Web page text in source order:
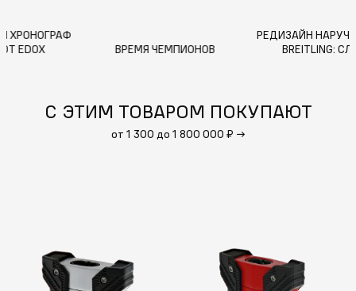
ХРОНОГРАФ
SPORTSMAN ОТ EDOX
ВРЕМЯ ЧЕМПИОНОВ
С ЭТИМ ТОВАРОМ ПОКУПАЮТ
от 1 300 до 1 800 000 ₽ →